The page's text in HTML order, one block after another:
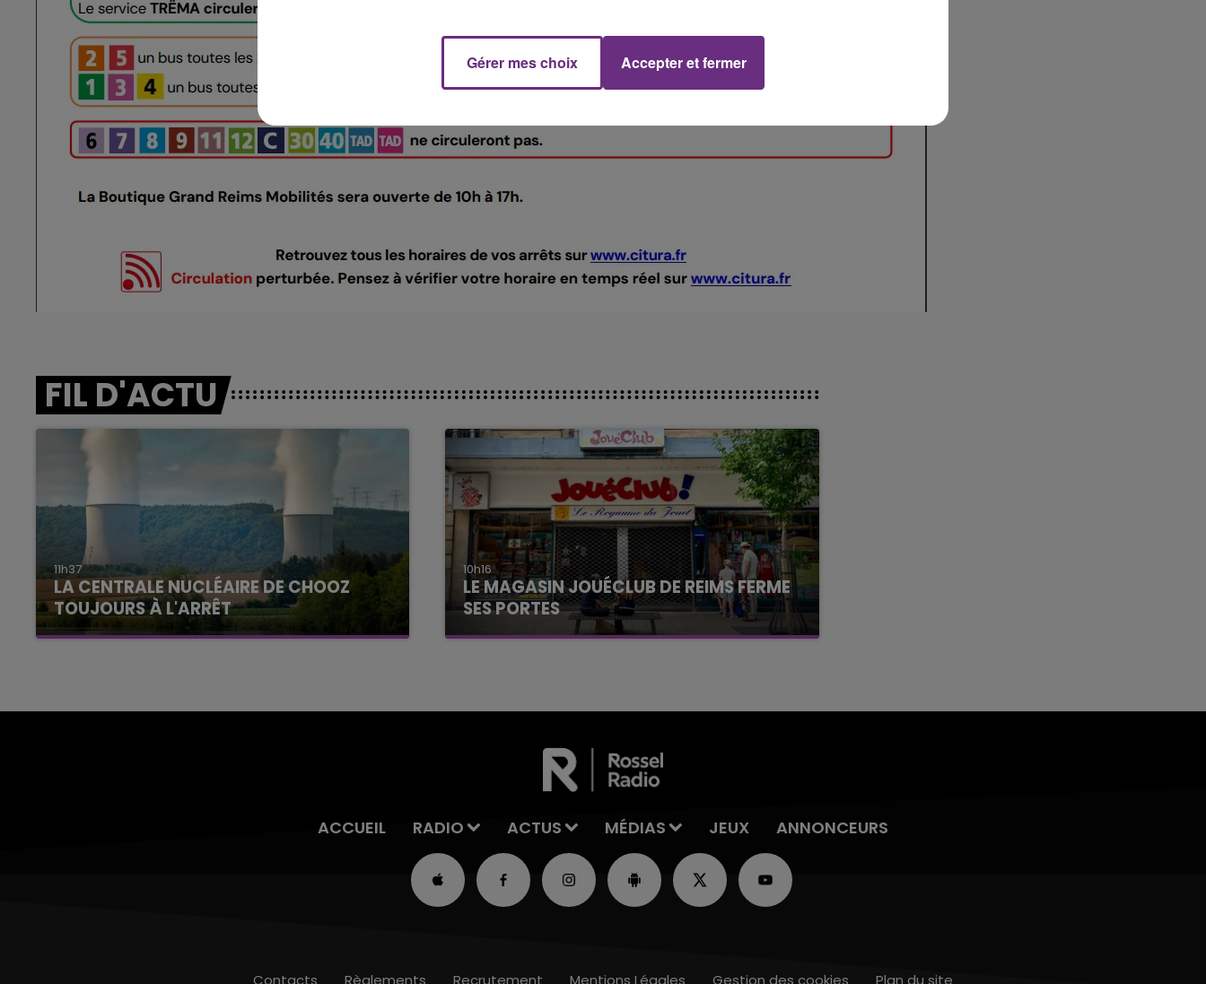
FIL D'ACTU
11h37
LA CENTRALE NUCLÉAIRE DE CHOOZ
TOUJOURS À L'ARRÊT
Cela fait déjà une semaine que la centrale
10h16
LE MAGASIN JOUÉCLUB DE REIMS FERME
SES PORTES
C'était l'une des institutions du centre-ville
ACCUEIL RADIO ACTUS MÉDIAS JEUX ANNONCEURS
Contacts Règlements Recrutement Mentions Légales Gestion des cookies Plan du site
Gérer mes choix Accepter et fermer